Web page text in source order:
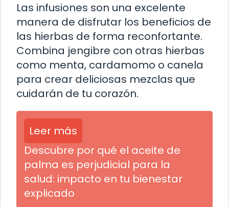
Las infusiones son una excelente
manera de disfrutar los beneficios de
las hierbas de forma reconfortante.
Combina jengibre con otras hierbas
como menta, cardamomo o canela
para crear deliciosas mezclas que
cuidarán de tu corazón.
Leer más
Descubre por qué el aceite de
palma es perjudicial para la
salud: impacto en tu bienestar
explicado